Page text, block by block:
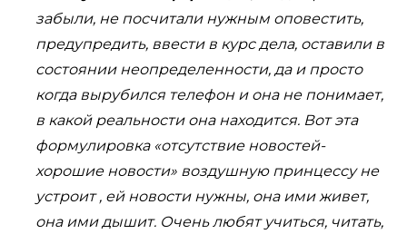
забыли, не посчитали нужным оповестить,
предупредить, ввести в курс дела, оставили в
состоянии неопределенности, да и просто
когда вырубился телефон и она не понимает,
в какой реальности она находится. Вот эта
формулировка «отсутствие новостей-
хорошие новости» воздушную принцессу не
устроит , ей новости нужны, она ими живет,
она ими дышит. Очень любят учиться, читать,